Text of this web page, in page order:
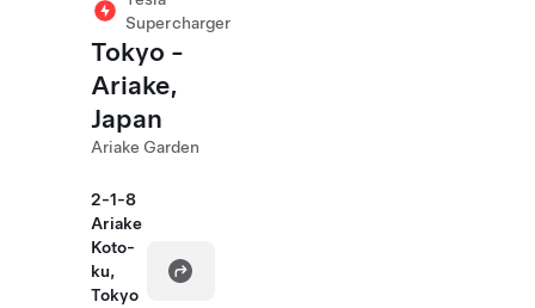
Supercharger
Tokyo -
Ariake,
Japan
Ariake Garden
2-1-8
Ariake
Koto-
ku,
Tokyo